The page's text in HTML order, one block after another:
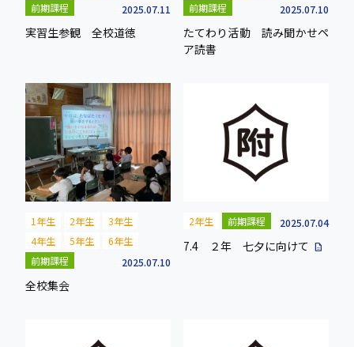
前期課程
2025.07.11
実習生参観 全校道徳
前期課程
2025.07.10
たてわり活動 読み聞かせペ
ア読書
1年生 2年生
3年生
4年生
5年生
6年生
前期課程
2025.07.10
全校集会
2年生 前期課程 2025.07.04
7.4 ２年 七夕に向けて description